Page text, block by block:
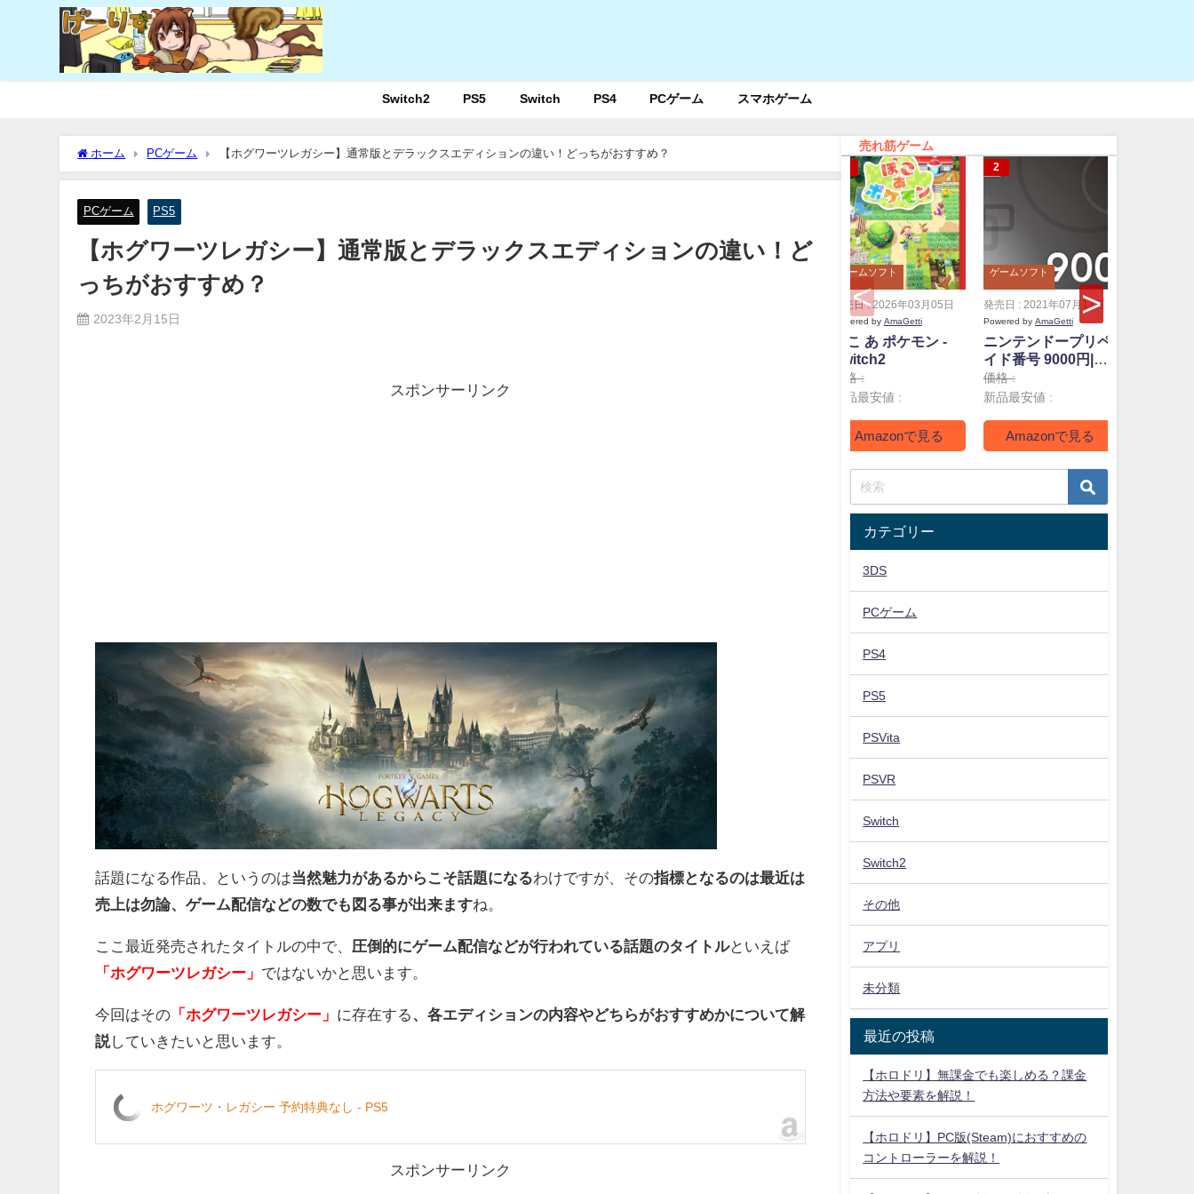
Switch2 PS5 Switch PS4 PCゲーム スマホゲーム
ホーム PCゲーム 【ホグワーツレガシー】通常版とデラックスエディションの違い！どっちがおすすめ？
PCゲーム PS5
【ホグワーツレガシー】通常版とデラックスエディションの違い！ど
っちがおすすめ？
2023年2月15日
スポンサーリンク
話題になる作品、というのは当然魅力があるからこそ話題になるわけですが、その指標となるのは最近は
売上は勿論、ゲーム配信などの数でも図る事が出来ますね。
ここ最近発売されたタイトルの中で、 圧倒的にゲーム配信などが行われている話題のタイトルといえば
「ホグワーツレガシー」 ではないかと思います。
今回はその 「ホグワーツレガシー」 に存在する
、各エディションの内容やどちらがおすすめかについて解
説 していきたいと思います。
ホグワーツ・レガシー 予約特典なし - PS5
スポンサーリンク
売れ筋ゲーム
ゲームソフト
発売日 : 2026年03月05日
Powered by AmaGetti
ぽこ あ ポケモン -
Switch2
価格 :
新品最安値 :
Amazonで見る
ゲームソフト
発売日 : 2021年07月13日
Powered by AmaGetti
ニンテンドープリペ
イド番号 9000円|オ
ンラインコード版
価格 :
新品最安値 :
Amazonで見る
カテゴリー
3DS
PCゲーム
PS4
PS5
PSVita
PSVR
Switch
Switch2
その他
アプリ
未分類
最近の投稿
【ホロドリ】無課金でも楽しめる？課金
方法や要素を解説！
【ホロドリ】PC版(Steam)におすすめの
コントローラーを解説！